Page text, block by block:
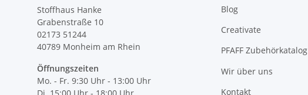
Stoffhaus Hanke
Grabenstraße 10
02173 51244
40789 Monheim am Rhein
Öffnungszeiten
Mo. - Fr. 9:30 Uhr - 13:00 Uhr
Blog
Creativate
PFAFF Zubehörkatalog
Wir über uns
Kontakt